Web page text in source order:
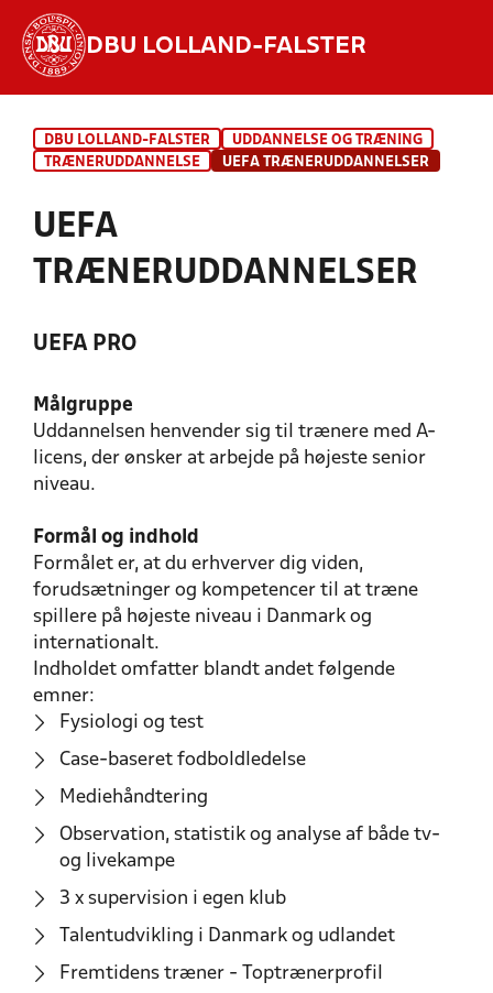
DBU LOLLAND-FALSTER
INDHOLD OG NYHEDER
DBU LOLLAND-FALSTER
UDDANNELSE OG TRÆNING
TRÆNERUDDANNELSE
UEFA TRÆNERUDDANNELSER
UEFA
TRÆNERUDDANNELSER
UEFA PRO
Målgruppe
Uddannelsen henvender sig til trænere med A-
licens, der ønsker at arbejde på højeste senior
niveau.
Formål og indhold
Formålet er, at du erhverver dig viden,
forudsætninger og kompetencer til at træne
spillere på højeste niveau i Danmark og
internationalt.
Indholdet omfatter blandt andet følgende
emner:
Fysiologi og test
Case-baseret fodboldledelse
Mediehåndtering
Observation, statistik og analyse af både tv-
og livekampe
3 x supervision i egen klub
Talentudvikling i Danmark og udlandet
Fremtidens træner - Toptrænerprofil